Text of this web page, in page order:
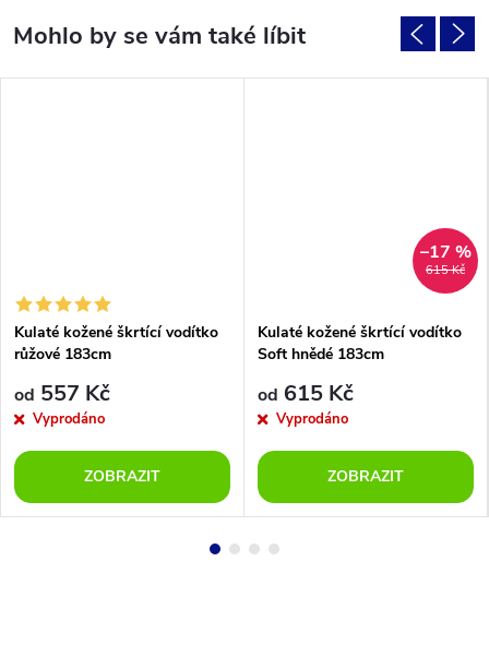
Kulaté kožené škrtící vodítko
růžové 183cm
od 557 Kč
Vyprodáno
ZOBRAZIT
615 Kč
–17 %
Kulaté kožené škrtící vodítko
Soft hnědé 183cm
od 615 Kč
Vyprodáno
ZOBRAZIT